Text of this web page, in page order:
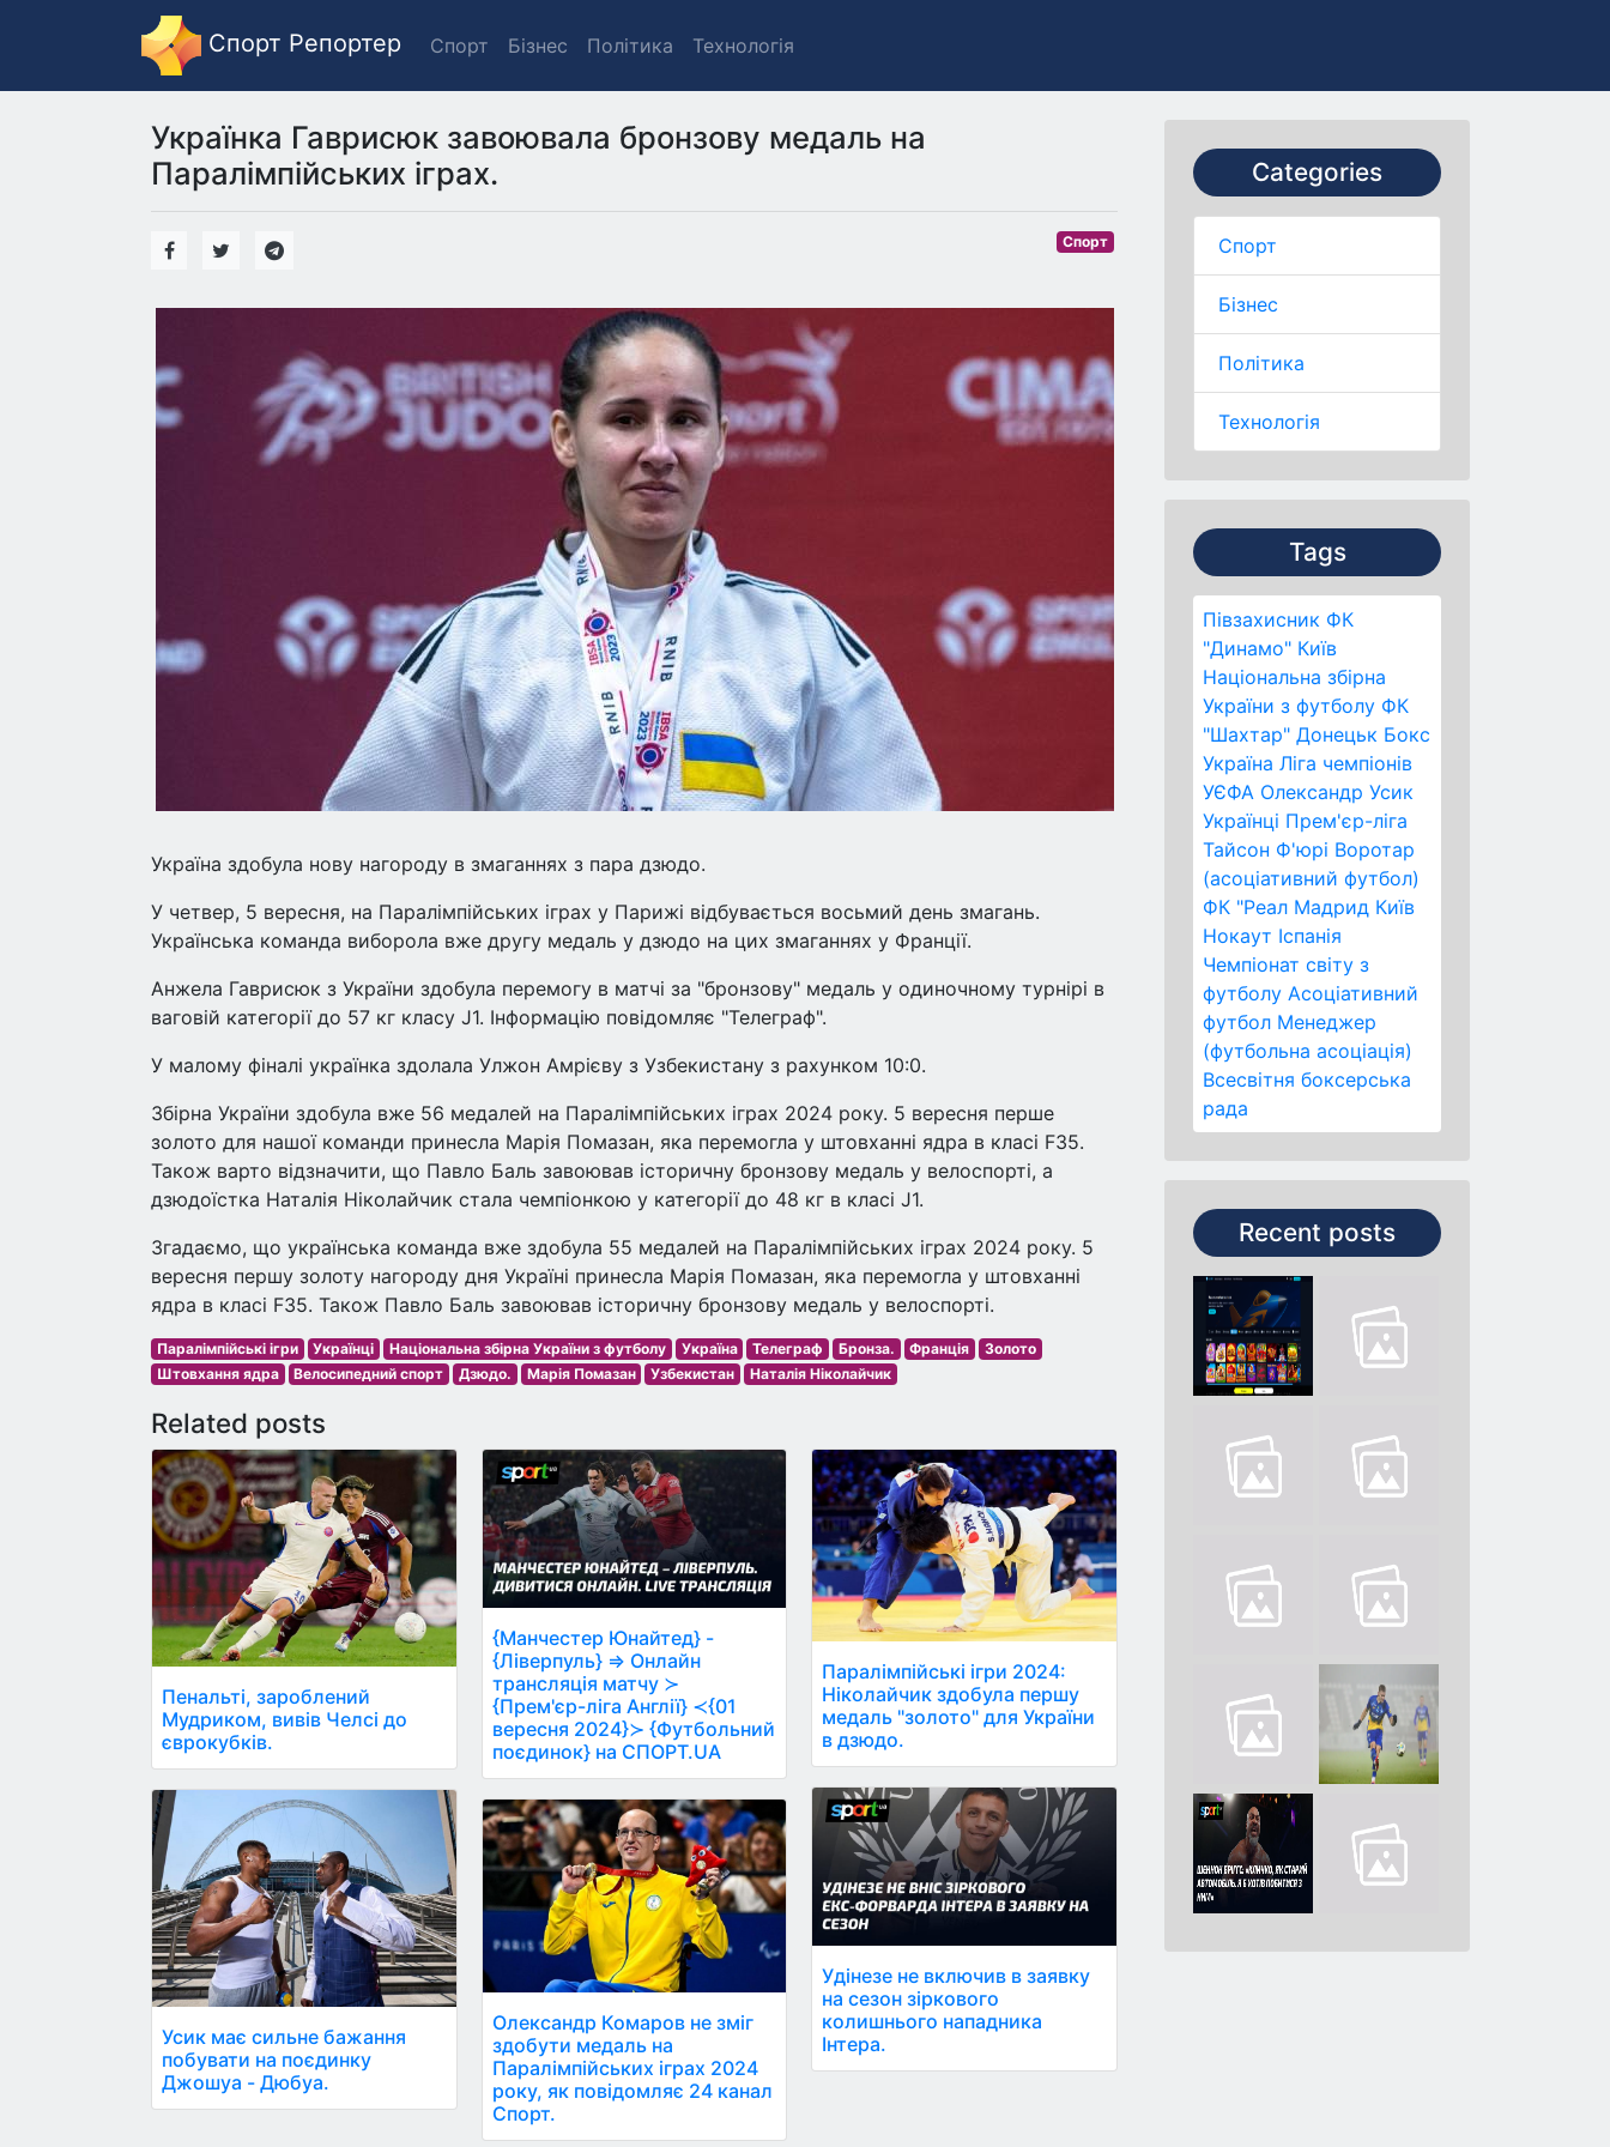
Спорт Репортер Спорт Бізнес Політика Технологія
Categories
Спорт
Бізнес
Політика
Технологія
Tags
Півзахисник ФК
"Динамо" Київ
Національна збірна
України з футболу ФК
"Шахтар" Донецьк Бокс
Україна Ліга чемпіонів
УЄФА Олександр Усик
Українці Прем'єр-ліга
Тайсон Ф'юрі Воротар
(асоціативний футбол)
ФК "Реал Мадрид Київ
Нокаут Іспанія
Чемпіонат світу з
футболу Асоціативний
футбол Менеджер
(футбольна асоціація)
Всесвітня боксерська
рада
Recent posts
Українка Гаврисюк завоювала бронзову медаль на
Паралімпійських іграх.
Спорт
Україна здобула нову нагороду в змаганнях з пара дзюдо.
У четвер, 5 вересня, на Паралімпійських іграх у Парижі відбувається восьмий день змагань.
Українська команда виборола вже другу медаль у дзюдо на цих змаганнях у Франції.
Анжела Гаврисюк з України здобула перемогу в матчі за "бронзову" медаль у одиночному турнірі в
ваговій категорії до 57 кг класу J1. Інформацію повідомляє "Телеграф".
У малому фіналі українка здолала Улжон Амрієву з Узбекистану з рахунком 10:0.
Збірна України здобула вже 56 медалей на Паралімпійських іграх 2024 року. 5 вересня перше
золото для нашої команди принесла Марія Помазан, яка перемогла у штовханні ядра в класі F35.
Також варто відзначити, що Павло Баль завоював історичну бронзову медаль у велоспорті, а
дзюдоїстка Наталія Ніколайчик стала чемпіонкою у категорії до 48 кг в класі J1.
Згадаємо, що українська команда вже здобула 55 медалей на Паралімпійських іграх 2024 року. 5
вересня першу золоту нагороду дня Україні принесла Марія Помазан, яка перемогла у штовханні
ядра в класі F35. Також Павло Баль завоював історичну бронзову медаль у велоспорті.
Паралімпійські ігри Українці Національна збірна України з футболу Україна Телеграф Бронза. Франція
Золото
Штовхання ядра
Велосипедний спорт Дзюдо. Марія Помазан Узбекистан Наталія Ніколайчик
Related posts
Пенальті, зароблений
Мудриком, вивів Челсі до
єврокубків.
Усик має сильне бажання
побувати на поєдинку
Джошуа - Дюбуа.
{Манчестер Юнайтед} -
{Ліверпуль} ⇒ Онлайн
трансляція матчу ≻
{Прем'єр-ліга Англії} ≺{01
вересня 2024}≻ {Футбольний
поєдинок} на СПОРТ.UA
Олександр Комаров не зміг
здобути медаль на
Паралімпійських іграх 2024
року, як повідомляє 24 канал
Спорт.
Паралімпійські ігри 2024:
Ніколайчик здобула першу
медаль "золото" для України
в дзюдо.
Удінезе не включив в заявку
на сезон зіркового
колишнього нападника
Інтера.